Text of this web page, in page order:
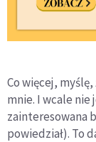
Co więcej,
mnie. I wcale nie
zainteresowana
powiedział). To